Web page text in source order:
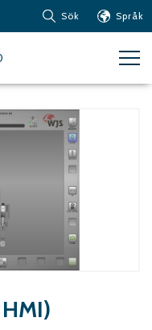
Sök Språk
– Järnbaserade
– Aluminium
– Övriga icke-
metaller
och akrylglas
kakel och keramiska